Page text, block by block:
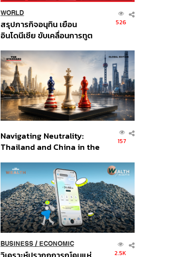
WORLD
สรุปภารกิจอนุทิน เยือน
อินโดนีเซีย ขับเคลื่อนการทูต
ส่วนยุทธศาสตร์ไทย –
อินโดนีเซีย
526
Navigating Neutrality:
Thailand and China in the
Order
157
BUSINESS/ ECONOMIC
2.5K